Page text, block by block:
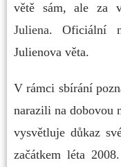
větě sám, ale za
Juliena. Oficiální
Julienova věta.
V rámci sbírání
narazili na dobovou
vysvětluje důkaz
začátkem léta